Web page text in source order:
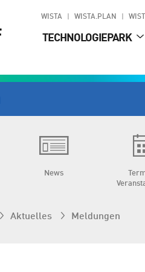
WISTA WISTA.PLAN
TECHNOLOGIEPARK
News
Aktuelles Meldungen